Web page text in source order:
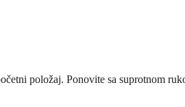
položaj. Ponovite sa suprotnom